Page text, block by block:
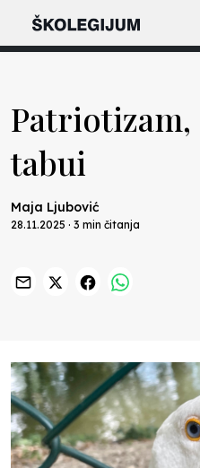
Patriotizam,
tabui
Maja Ljubović
28.11.2025 · 3 min čitanja